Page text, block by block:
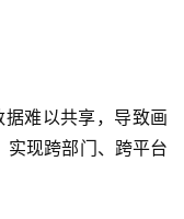
难以共享，导致画
现跨部门、跨平台